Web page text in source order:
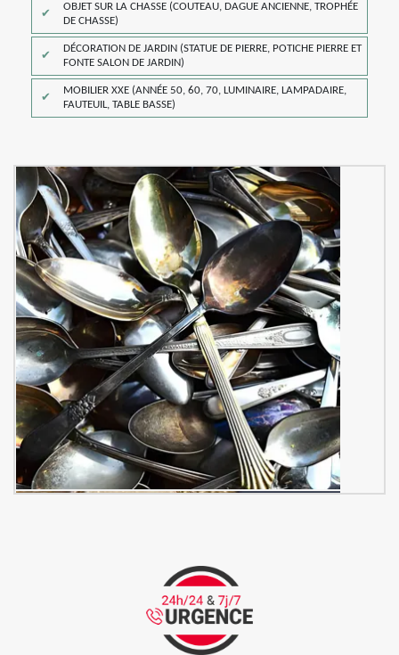
OBJET SUR LA CHASSE (COUTEAU, DAGUE ANCIENNE, TROPHÉE
DE CHASSE)
DÉCORATION DE JARDIN (STATUE DE PIERRE, POTICHE PIERRE ET
FONTE SALON DE JARDIN)
MOBILIER XXE (ANNÉE 50, 60, 70, LUMINAIRE, LAMPADAIRE,
FAUTEUIL, TABLE BASSE)